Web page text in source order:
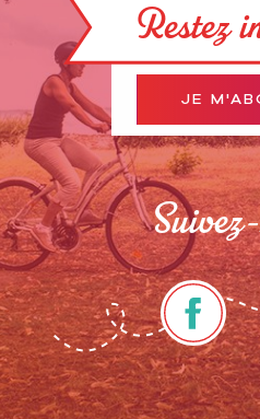
Restez
JE